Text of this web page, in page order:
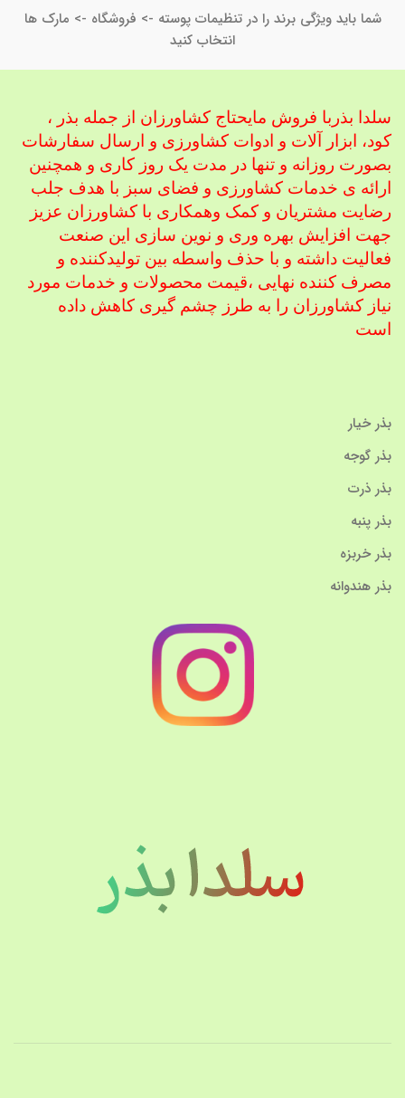
شما باید ویژگی برند را در تنظیمات پوسته -> فروشگاه -> مارک ها
انتخاب کنید
سلدا بذربا فروش مایحتاج کشاورزان از جمله بذر ،
کود، ابزار آلات و ادوات کشاورزی و ارسال سفارشات
بصورت روزانه و تنها در مدت یک روز کاری و همچنین
ارائه ی خدمات کشاورزی و فضای سبز با هدف جلب
رضایت مشتریان و کمک وهمکاری با کشاورزان عزیز
جهت افزایش بهره وری و نوین سازی این صنعت
فعالیت داشته و با حذف واسطه بین تولیدکننده و
مصرف کننده نهایی ،قیمت محصولات و خدمات مورد
نیاز کشاورزان را به طرز چشم گیری کاهش داده
است
بذر خیار
بذر گوجه
بذر ذرت
بذر پنبه
بذر خربزه
بذر هندوانه